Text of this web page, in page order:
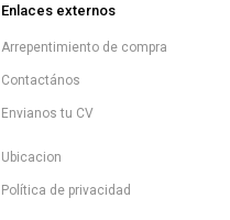
Enlaces externos
Arrepentimiento de compra
Contactános
Envianos tu CV
Ubicacion
Política de privacidad